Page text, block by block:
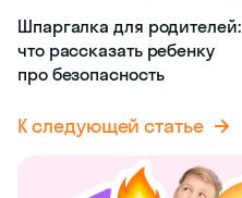
Шпаргалка для родителей:
что рассказать ребенку
про безопасность
К следующей статье